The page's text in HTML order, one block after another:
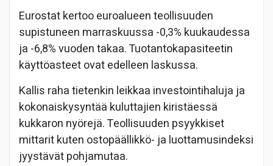
Eurostat kertoo euroalueen teollisuuden
supistuneen marraskuussa -0,3% kuukaudessa
ja -6,8% vuoden takaa. Tuotantokapasiteetin
käyttöasteet ovat edelleen laskussa.
Kallis raha tietenkin leikkaa investointihaluja ja
kokonaiskysyntää kuluttajien kiristäessä
kukkaron nyörejä. Teollisuuden psyykkiset
mittarit kuten ostopäällikkö- ja luottamusindeksi
jyystävät pohjamutaa.